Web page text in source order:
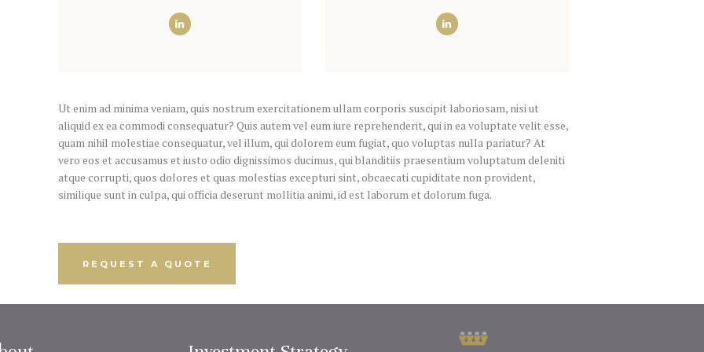
Ut enim ad minima veniam, quis nostrum exercitationem ullam corporis suscipit laboriosam, nisi ut
aliquid ex ea commodi consequatur? Quis autem vel eum iure reprehenderit, qui in ea voluptate velit esse,
quam nihil molestiae consequatur, vel illum, qui dolorem eum fugiat, quo voluptas nulla pariatur? At
vero eos et accusamus et iusto odio dignissimos ducimus, qui blanditiis praesentium voluptatum deleniti
atque corrupti, quos dolores et quas molestias excepturi sint, obcaecati cupiditate non provident,
similique sunt in culpa, qui officia deserunt mollitia animi, id est laborum et dolorum fuga.
REQUEST A QUOTE